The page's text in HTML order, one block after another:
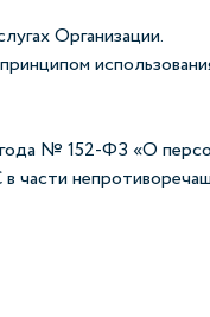
Организации.
года № 152-ФЗ «О
части